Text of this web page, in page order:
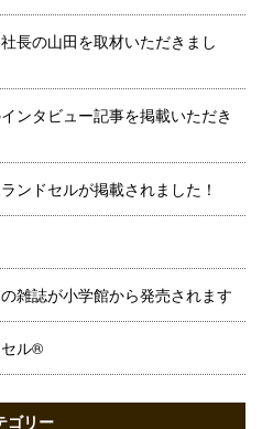
長の山田を取材いただきまし
ンタビュー記事を掲載いただき
ンドセルが掲載されました！
雑誌が小学館から発売されます
セル®
ゴリー